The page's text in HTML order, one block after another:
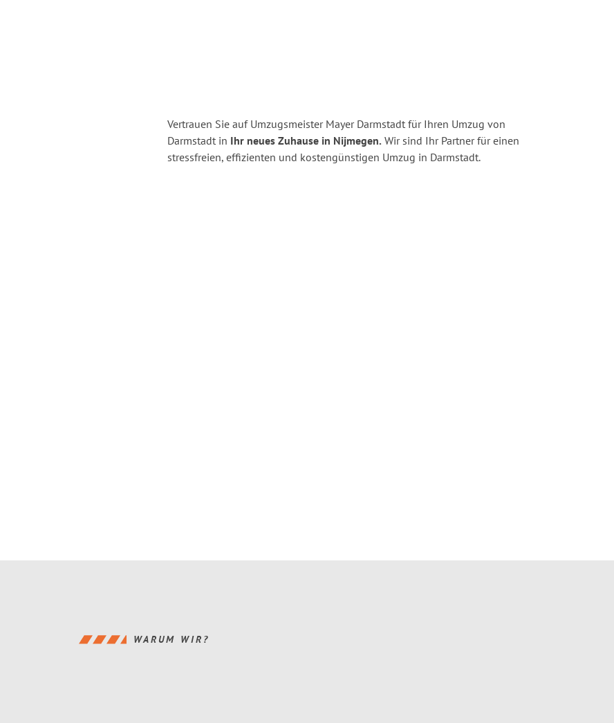
Vertrauen Sie auf Umzugsmeister Mayer Darmstadt für Ihren Umzug von
Darmstadt in Ihr neues Zuhause in Nijmegen. Wir sind Ihr Partner für einen
stressfreien, effizienten und kostengünstigen Umzug in Darmstadt.
WARUM WIR?